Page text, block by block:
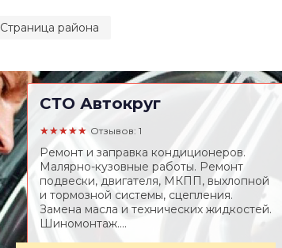
Страница района
СТО Автокруг
★★★★★ Отзывов: 1
Ремонт и заправка кондиционеров.
Малярно-кузовные работы. Ремонт
подвески, двигателя, МКПП, выхлопной
и тормозной системы, сцепления.
Замена масла и технических жидкостей.
Шиномонтаж....